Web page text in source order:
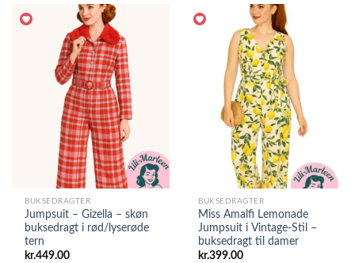
BUKSEDRAGTER
Jumpsuit – Gizella – skøn
buksedragt i rød/lyserøde
tern
kr.449.00
BUKSEDRAGTER
Miss Amalfi Lemonade
Jumpsuit i Vintage-Stil –
buksedragt til damer
kr.399.00